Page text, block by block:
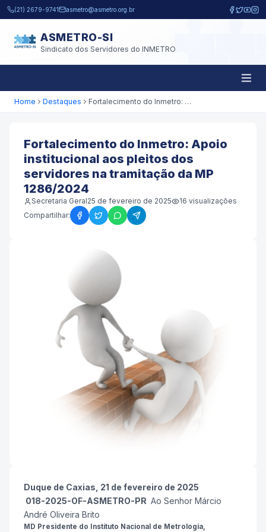
Pular para o conteúdo principal
(21) 2679-9741 asmetro@asmetro.org.br
ASMETRO-SI
Sindicato dos Servidores do INMETRO
Home Destaques Fortalecimento do Inmetro: Apoio institucional aos pleitos dos servidores na tramitação da MP 1286/2024
Fortalecimento do Inmetro: Apoio
institucional aos pleitos dos
servidores na tramitação da MP
1286/2024
Secretaria Geral25 de fevereiro de 2025 16 visualizações
Compartilhar:
Duque de Caxias, 21 de fevereiro de 2025
018-2025-OF-ASMETRO-PR Ao Senhor Márcio
André Oliveira Brito
MD Presidente do Instituto Nacional de Metrologia,